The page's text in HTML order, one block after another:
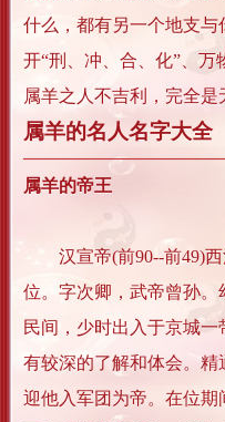
什么，都有另一个地支
开“刑、冲、合、化”、
属羊之人不吉利，完全是
属羊的名人名字大全
属羊的帝王
汉宣帝(前90--前49)西
位。字次卿，武帝曾孙
民间，少时出入于京城
有较深的了解和体会。
迎他入军团为帝。在位